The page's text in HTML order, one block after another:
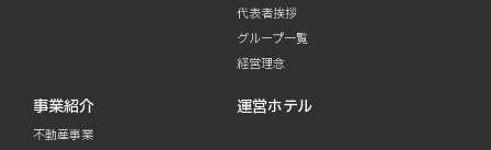
代表者挨拶
グループ一覧
経営理念
事業紹介
不動産事業
運営ホテル